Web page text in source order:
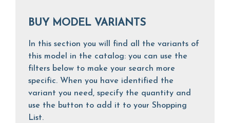
BUY MODEL VARIANTS
In this section you will find all the variants of
this model in the catalog: you can use the
filters below to make your search more
specific. When you have identified the
variant you need, specify the quantity and
use the button to add it to your Shopping
List.